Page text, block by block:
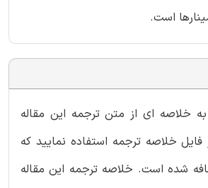
است.
خلاصه ای از متن ترجمه این مقاله
فایل خلاصه ترجمه استفاده نمایید که
شده است. خلاصه ترجمه این مقاله